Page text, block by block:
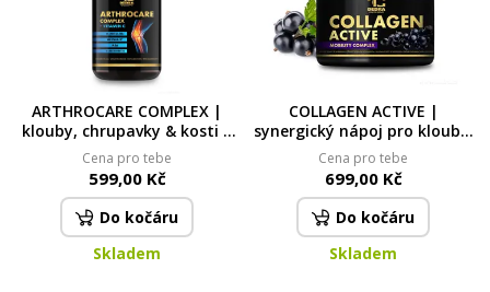
ARTHROCARE COMPLEX |
klouby, chrupavky & kosti |
pohyb & flexibilita | 124 g |
90 kapslí
Cena pro tebe
599,00 Kč
Do kočáru
Skladem
COLLAGEN ACTIVE |
synergický nápoj pro klouby,
kosti a aktivní život s
Fortigel® B, vitaminem C,
zinkem a kyselinou
hyaluronovou černý rybíz |
200 g (30 dávek)
Cena pro tebe
699,00 Kč
Do kočáru
Skladem